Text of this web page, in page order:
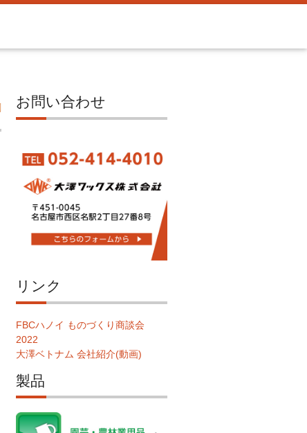
お問い合わせ
リンク
FBCハノイ ものづくり商談会
2022
大澤ベトナム 会社紹介(動画)
製品